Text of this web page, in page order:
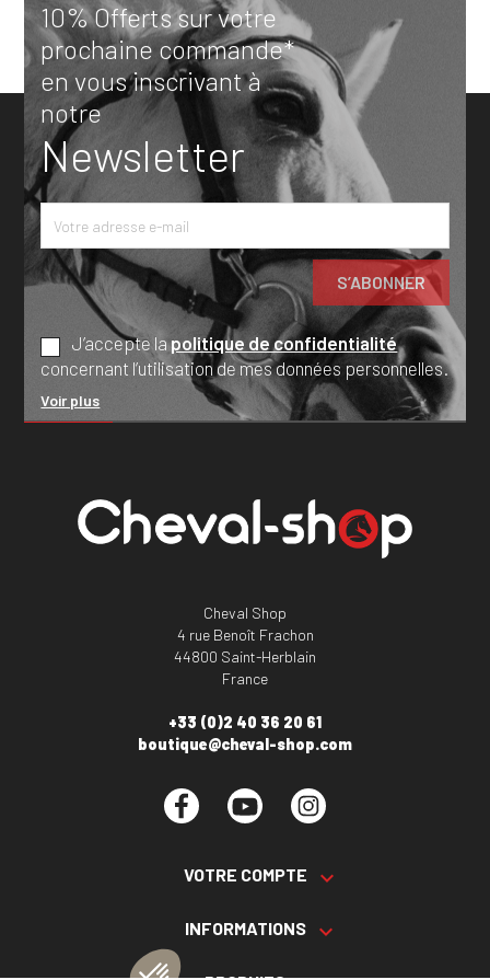
10% Offerts sur votre
prochaine commande*
en vous inscrivant à
notre
Newsletter
J’accepte lapolitique de confidentialité
concernant l’utilisation de mes données personnelles.
Voir plus
Cheval Shop
4 rue Benoît Frachon
44800 Saint-Herblain
France
+33 (0)2 40 36 20 61
boutique@cheval-shop.com
Facebook YouTube
VOTRE COMPTE 
INFORMATIONS 